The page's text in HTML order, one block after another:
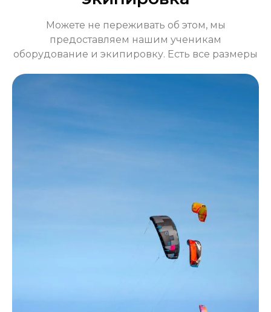
Можете не переживать об этом, мы
предоставляем нашим ученикам
оборудование и экипировку. Есть все размеры